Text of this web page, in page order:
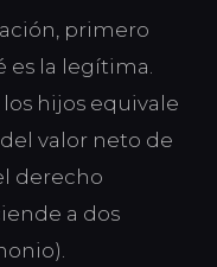
primero
la legítima.
hijos equivale
del valor neto de
derecho
a dos